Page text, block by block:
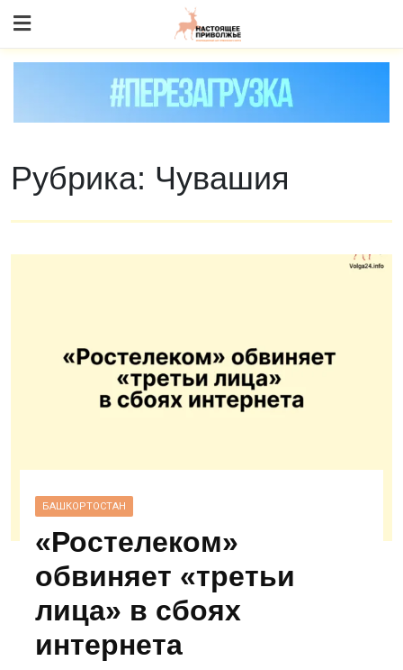
to content
Рубрика: Чувашия
БАШКОРТОСТАН
«Ростелеком»
обвиняет «третьи
лица» в сбоях
интернета